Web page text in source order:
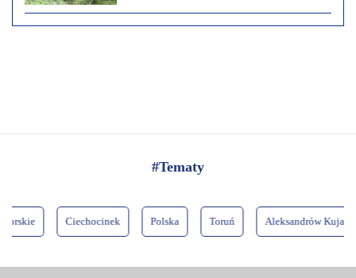
#Tematy
Ciechocinek Polska Toruń Aleksandrów Kujawski